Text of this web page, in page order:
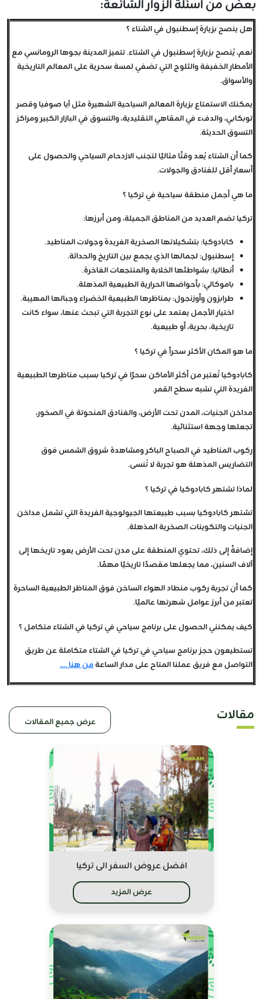
بعض من اسئلة الزوار الشائعة:
هل ينصح بزيارة إسطنبول في الشتاء ؟
نعم، يُنصح بزيارة إسطنبول في الشتاء. تتميز المدينة بجوها الرومانسي مع
الأمطار الخفيفة والثلوج التي تضفي لمسة سحرية على المعالم التاريخية
والأسواق.
يمكنك الاستمتاع بزيارة المعالم السياحية الشهيرة مثل آيا صوفيا وقصر
توبكابي، والدفء في المقاهي التقليدية، والتسوق في البازار الكبير ومراكز
التسوق الحديثة.
كما أن الشتاء يُعد وقتًا مثاليًا لتجنب الازدحام السياحي والحصول على
أسعار أقل للفنادق والجولات.
ما هي أجمل منطقة سياحية في تركيا ؟
تركيا تضم العديد من المناطق الجميلة، ومن أبرزها:
كابادوكيا: بتشكيلاتها الصخرية الفريدة وجولات المناطيد.
إسطنبول: لجمالها الذي يجمع بين التاريخ والحداثة.
أنطاليا: بشواطئها الخلابة والمنتجعات الفاخرة.
باموكالي: بأحواضها الحرارية الطبيعية المذهلة.
طرابزون وأوزنجول: بمناظرها الطبيعية الخضراء وجبالها المهيبة.
اختيار الأجمل يعتمد على نوع التجربة التي تبحث عنها، سواء كانت
تاريخية، بحرية، أو طبيعية.
ما هو المكان الأكثر سحراً في تركيا ؟
كابادوكيا تُعتبر من أكثر الأماكن سحرًا في تركيا بسبب مناظرها الطبيعية
الفريدة التي تشبه سطح القمر.
مداخن الجنيات، المدن تحت الأرض، والفنادق المنحوتة في الصخور،
تجعلها وجهة استثنائية.
ركوب المناطيد في الصباح الباكر ومشاهدة شروق الشمس فوق
التضاريس المذهلة هو تجربة لا تُنسى.
لماذا تشتهر كابادوكيا في تركيا ؟
تشتهر كابادوكيا بسبب طبيعتها الجيولوجية الفريدة التي تشمل مداخن
الجنيات والتكوينات الصخرية المذهلة.
إضافةً إلى ذلك، تحتوي المنطقة على مدن تحت الأرض يعود تاريخها إلى
آلاف السنين، مما يجعلها مقصدًا تاريخيًا مهمًا.
كما أن تجربة ركوب منطاد الهواء الساخن فوق المناظر الطبيعية الساحرة
تعتبر من أبرز عوامل شهرتها عالميًا.
كيف يمكنني الحصول على برنامج سياحي في تركيا في الشتاء متكامل ؟
تستطيعون حجز برنامج سياحي في تركيا في الشتاء متكاملة عن طريق
التواصل مع فريق عملنا المتاح على مدار الساعةمن هنا ....
مقالات عرض جميع المقالات
افضل عروض السفر الى تركيا
عرض المزيد